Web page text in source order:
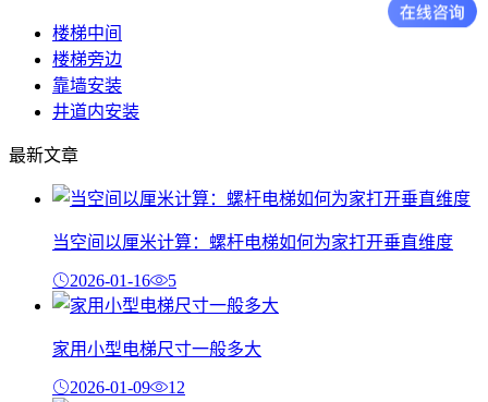
楼梯中间
楼梯旁边
靠墙安装
井道内安装
最新文章
当空间以厘米计算：螺杆电梯如何为家打开垂直维度
2026-01-16 5
家用小型电梯尺寸一般多大
2026-01-09 12